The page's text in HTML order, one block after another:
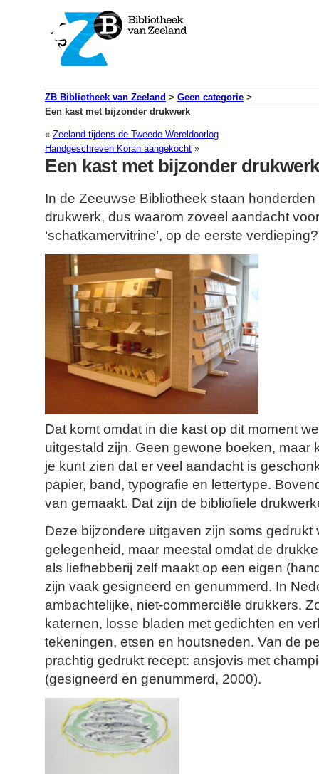
ZB Bibliotheek van Zeeland > Geen categorie >
Een kast met bijzonder drukwerk
« Zeeland tijdens de Tweede Wereldoorlog
Handgeschreven Koran aangekocht »
Een kast met bijzonder drukwerk
In de Zeeuwse Bibliotheek staan
drukwerk, dus waarom zoveel aandacht
‘schatkamervitrine’, op de eerste verdieping?
Dat komt omdat in die kast op dit moment
uitgestald zijn. Geen gewone boeken, maar
je kunt zien dat er veel aandacht is
papier, band, typografie en lettertype.
van gemaakt. Dat zijn de bibliofiele
Deze bijzondere uitgaven zijn soms gedrukt
gelegenheid, maar meestal omdat de
als liefhebberij zelf maakt op een eigen
zijn vaak gesigneerd en genummerd. In
ambachtelijke, niet-commerciële drukkers.
katernen, losse bladen met gedichten en
tekeningen, etsen en houtsneden. Van de
prachtig gedrukt recept: ansjovis met
(gesigneerd en genummerd, 2000).